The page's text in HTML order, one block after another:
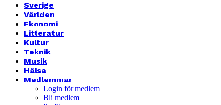
Sverige
Världen
Ekonomi
Litteratur
Kultur
Teknik
Musik
Hälsa
Medlemmar
Login för medlem
Bli medlem